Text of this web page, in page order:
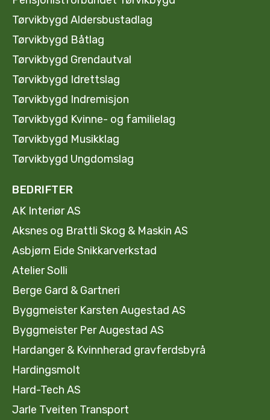
Tørvikbygd Aldersbustadlag
Tørvikbygd Båtlag
Tørvikbygd Grendautval
Tørvikbygd Idrettslag
Tørvikbygd Indremisjon
Tørvikbygd Kvinne- og familielag
Tørvikbygd Musikklag
Tørvikbygd Ungdomslag
BEDRIFTER
AK Interiør AS
Aksnes og Brattli Skog & Maskin AS
Asbjørn Eide Snikkarverkstad
Atelier Solli
Berge Gard & Gartneri
Byggmeister Karsten Augestad AS
Byggmeister Per Augestad AS
Hardanger & Kvinnherad gravferdsbyrå
Hardingsmolt
Hard-Tech AS
Jarle Tveiten Transport